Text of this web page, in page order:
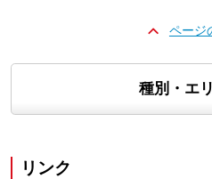
ページ
種別・エ
リンク